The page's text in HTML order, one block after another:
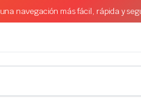
navegación más fácil, rápida y